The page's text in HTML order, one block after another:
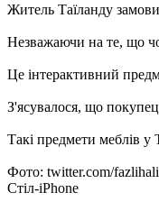
Житель Таїланду
Незважаючи на те, що
Це інтерактивний
З'ясувалося, що
Такі предмети меблів у
Фото: twitter.com/
Стіл-iPhone